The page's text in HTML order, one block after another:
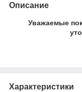
Описание
Уважаемые
Характеристики